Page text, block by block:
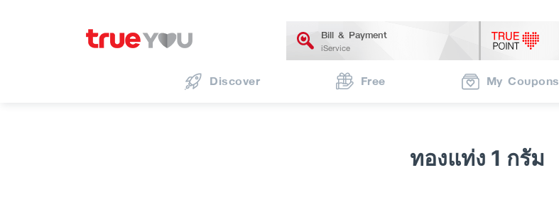
Bill & Payment
iService
Discover Free My Coupons
ทองแท่ง 1 กรัม